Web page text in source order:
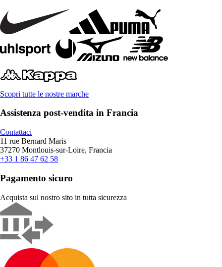
Scopri tutte le nostre marche
Assistenza post-vendita in Francia
Contattaci
11 rue Bernard Maris
37270 Montlouis-sur-Loire, Francia
+33 1 86 47 62 58
Pagamento sicuro
Acquista sul nostro sito in tutta sicurezza